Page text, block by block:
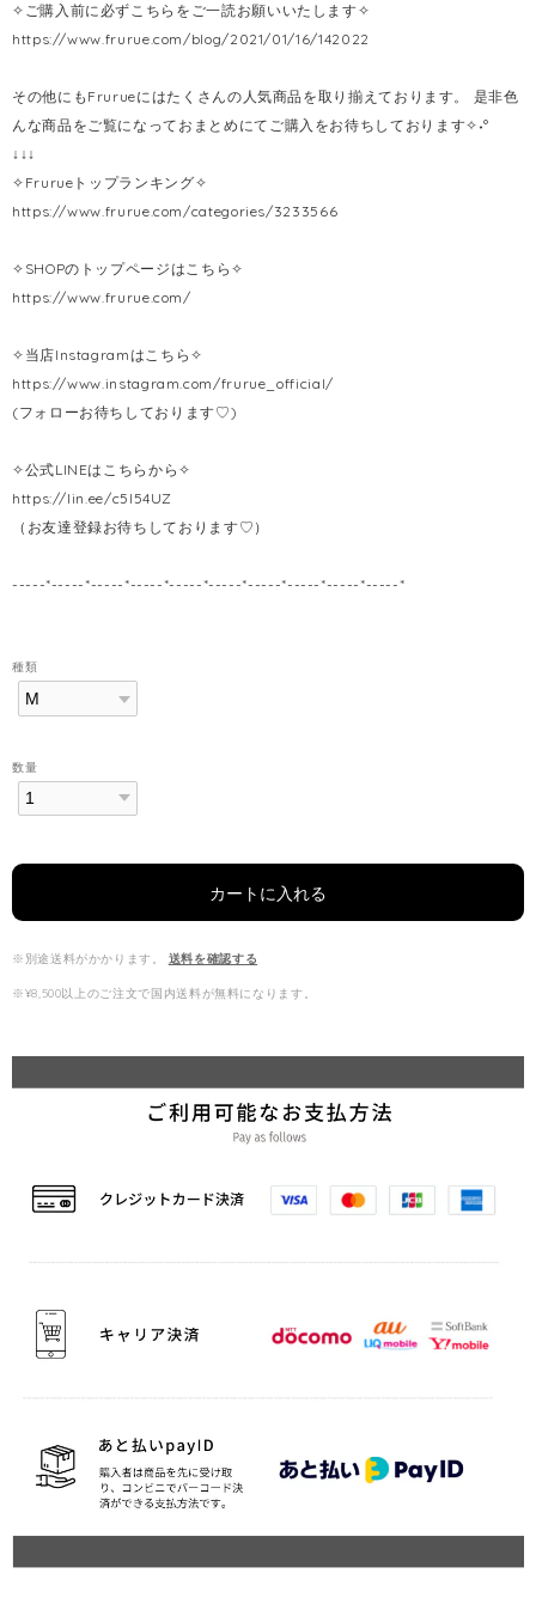
✧ご購入前に必ずこちらをご一読お願いいたします✧
https://www.frurue.com/blog/2021/01/16/142022
その他にもFrurueにはたくさんの人気商品を取り揃えております。 是非色
んな商品をご覧になっておまとめにてご購入をお待ちしております✧˖°
↓↓↓
✧Frurueトップランキング✧
https://www.frurue.com/categories/3233566
✧SHOPのトップページはこちら✧
https://www.frurue.com/
✧当店Instagramはこちら✧
https://www.instagram.com/frurue_official/
(フォローお待ちしております♡)
✧公式LINEはこちらから✧
https://lin.ee/c5l54UZ
（お友達登録お待ちしております♡）
-----*-----*-----*-----*-----*-----*-----*-----*-----*-----*
種類
数量
カートに入れる
※別途送料がかかります。 送料を確認する
※¥8,500以上のご注文で国内送料が無料になります。